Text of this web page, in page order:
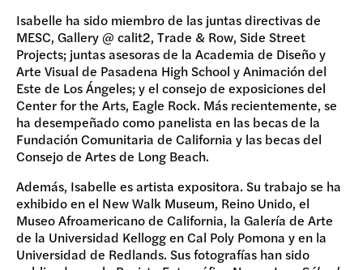
Isabelle ha sido miembro de las juntas directivas de
MESC, Gallery @ calit2, Trade & Row, Side Street
Projects; juntas asesoras de la Academia de Diseño y
Arte Visual de Pasadena High School y Animación del
Este de Los Ángeles; y el consejo de exposiciones del
Center for the Arts, Eagle Rock. Más recientemente, se
ha desempeñado como panelista en las becas de la
Fundación Comunitaria de California y las becas del
Consejo de Artes de Long Beach.
Además, Isabelle es artista expositora. Su trabajo se ha
exhibido en el New Walk Museum, Reino Unido, el
Museo Afroamericano de California, la Galería de Arte
de la Universidad Kellogg en Cal Poly Pomona y en la
Universidad de Redlands. Sus fotografías han sido